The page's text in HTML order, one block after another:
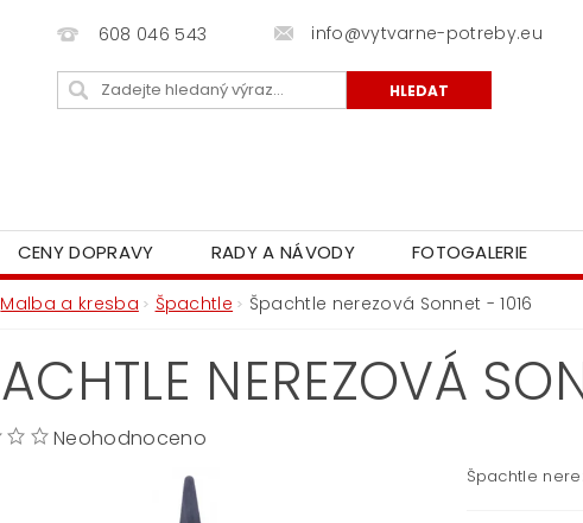
608 046 543 info@vytvarne-potreby.eu
CENY DOPRAVY RADY A NÁVODY FOTOGALERIE
Malba a kresba Špachtle Špachtle nerezová Sonnet - 1016
NEREZOVÁ
Neohodnoceno
Špachtle